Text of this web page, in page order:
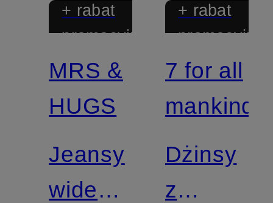
+ rabat
promocyjny
MRS &
HUGS
Jeansy
wide
+ rabat
promocyjny
7 for all
mankind
Dżinsy
z